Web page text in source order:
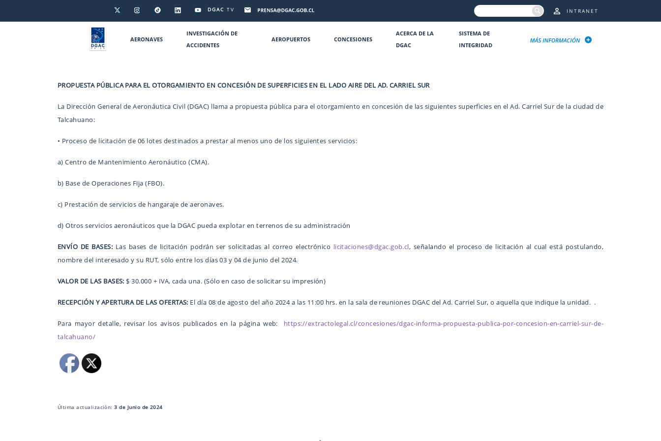
DGAC TV INTRANET
AERONAVES
INVESTIGACIÓN DE
ACCIDENTES
AEROPUERTOS CONCESIONES
ACERCA DE LA
DGAC
SISTEMA DE
INTEGRIDAD
PROPUESTA PÚBLICA PARA EL OTORGAMIENTO EN CONCESIÓN DE SUPERFICIES EN EL LADO AIRE DEL AD. CARRIEL SUR
La Dirección General de Aeronáutica Civil (DGAC) llama a propuesta pública para el otorgamiento en concesión de las siguientes superficies en el Ad. Carriel Sur de la ciudad de
Talcahuano:
• Proceso de licitación de 06 lotes destinados a prestar al menos uno de los siguientes servicios:
a) Centro de Mantenimiento Aeronáutico (CMA).
b) Base de Operaciones Fija (FBO).
c) Prestación de servicios de hangaraje de aeronaves.
d) Otros servicios aeronáuticos que la DGAC pueda explotar en terrenos de su administración
ENVÍO DE BASES: Las bases de licitación podrán ser solicitadas al correo electrónico licitaciones@dgac.gob.cl, señalando el proceso de licitación al cual está postulando,
nombre del interesado y su RUT, sólo entre los días 03 y 04 de junio del 2024.
VALOR DE LAS BASES: $ 30.000 + IVA, cada una. (Sólo en caso de solicitar su impresión)
RECEPCIÓN Y APERTURA DE LAS OFERTAS: El día 08 de agosto del año 2024 a las 11:00 hrs. en la sala de reuniones DGAC del Ad. Carriel Sur, o aquella que indique la unidad. .
Para mayor detalle, revisar los avisos publicados en la página web: https://extractolegal.cl/concesiones/dgac-informa-propuesta-publica-por-concesion-en-carriel-sur-de-
talcahuano/
Última actualización:3 de Junio de 2024